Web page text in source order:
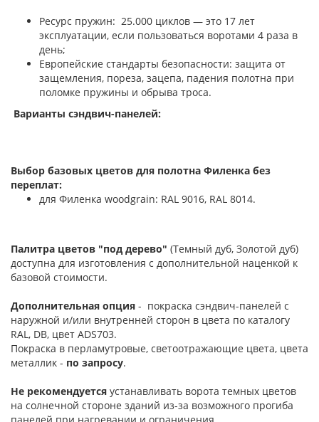
Ресурс пружин: 25.000 циклов — это 17 лет
эксплуатации, если пользоваться воротами 4 раза в
день;
Европейские стандарты безопасности: защита от
защемления, пореза, зацепа, падения полотна при
поломке пружины и обрыва троса.
Варианты сэндвич-панелей:
Выбор базовых цветов для полотна Филенка без
переплат:
для Филенка woodgrain: RAL 9016, RAL 8014.
Палитра цветов "под дерево" (Темный дуб, Золотой дуб)
доступна для изготовления с дополнительной наценкой к
базовой стоимости.
Дополнительная опция - покраска сэндвич-панелей с
наружной и/или внутренней сторон в цвета по каталогу
RAL, DB, цвет ADS703.
Покраска в перламутровые, светоотражающие цвета, цвета
металлик - по запросу.
Не рекомендуется устанавливать ворота темных цветов
на солнечной стороне зданий из-за возможного прогиба